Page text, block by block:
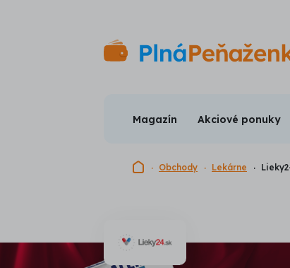
Magazín Akciové ponuky
Domovská stránka
Obchody Lekárne